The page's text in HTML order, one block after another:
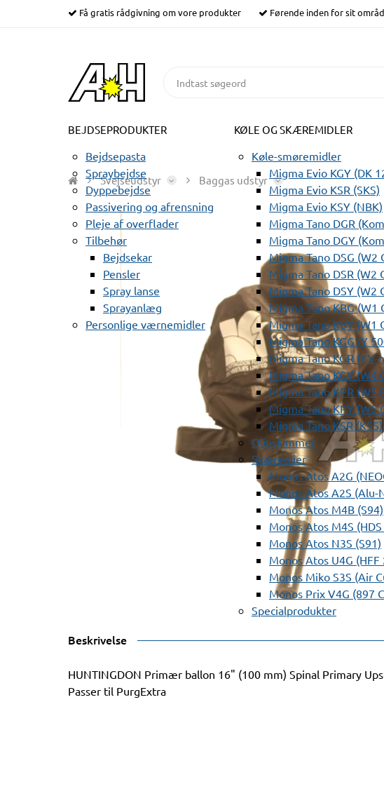
Få gratis rådgivning om vore produkter Førende inden for sit
BEJDSEPRODUKTER
Bejdsepasta
Spraybejdse
Dyppebejdse
Passivering og afrensning
Pleje af overflader
Tilbehør
Bejdsekar
Pensler
Spray lanse
Sprayanlæg
Personlige værnemidler
KØLE OG SKÆREMIDLER
Køle-smøremidler
Migma Evio KGY (DK
Migma Evio KSR (SKS)
Migma Evio KSY (NBK)
Migma Tano DGR
Migma Tano DGY
Migma Tano DSG (W2
Migma Tano DSR (W2
Migma Tano DSY (W2
Migma Tano KBG (W1
Migma Tano KBY (W1
Migma Tano KGG (Y
Migma Tano KGR (YV
Migma Tano KGY (W4
Migma Tano KPR (W5
Migma Tano KPY (W5
Migma Tano KSR (KSS)
Olieskimmer
Skæreolier
Monos Atos A2G
Monos Atos A2S (Alu-
Monos Atos M4B (S94)
Monos Atos M4S (HDS
Monos Atos N3S (S91)
Monos Atos U4G (HFF
Monos Miko S3S (Air
Monos Prix V4G (897
Specialprodukter
Svejseudstyr Baggas udstyr
Beskrivelse
HUNTINGDON Primær ballon 16" (100 mm) Spinal Primary
Passer til PurgExtra